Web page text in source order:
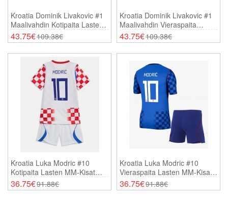
Kroatia Dominik Livakovic #1
Maalivahdin Kotipaita Lasten
MM-Kisat 2026 Pitkähihainen
(+ Shortsit)
43.75€109.38€
Kroatia Dominik Livakovic #1
Maalivahdin Vieraspaita
Lasten MM-Kisat 2026
Pitkähihainen (+ Shortsit)
43.75€109.38€
Kroatia Luka Modric #10
Kotipaita Lasten MM-Kisat
2026 Lyhythihainen (+
Shortsit)
36.75€91.88€
Kroatia Luka Modric #10
Vieraspaita Lasten MM-Kisat
2026 Lyhythihainen (+
Shortsit)
36.75€91.88€